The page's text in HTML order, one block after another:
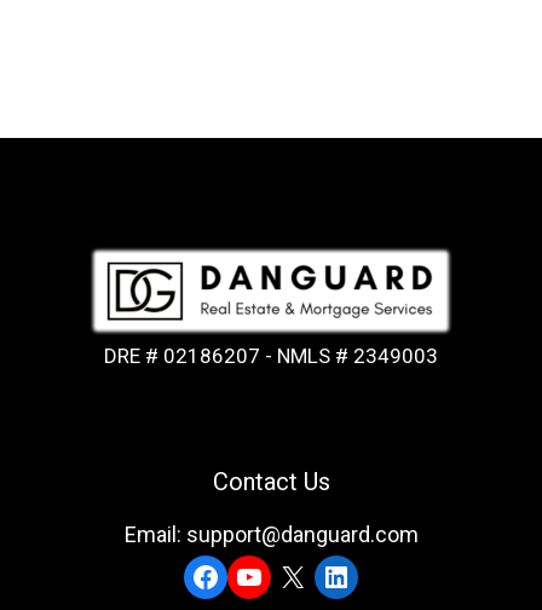
DRE # 02186207 - NMLS # 2349003
Contact Us
Email: support@danguard.com
Facebook
YouTube
X LinkedIn